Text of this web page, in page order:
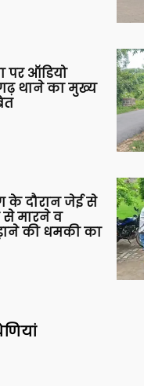
पर ऑडियो
थाने का मुख्य
के दौरान जेई से
से मारने व
की धमकी का